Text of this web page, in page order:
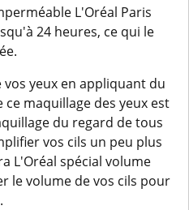
L'Oréal Paris
24 heures, ce qui le
yeux en appliquant du
maquillage des yeux est
du regard de tous
vos cils un peu plus
L'Oréal spécial volume
le volume de vos cils pour